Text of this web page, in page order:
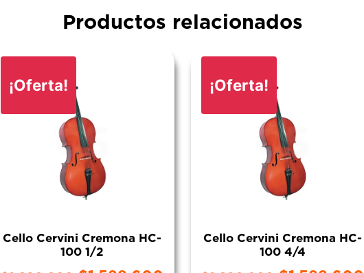
Productos relacionados
¡Oferta!
Cello Cervini Cremona HC-
100 1/2
¡Oferta!
Cello Cervini Cremona HC-
100 4/4